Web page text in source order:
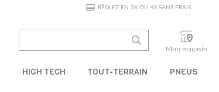
RÉGLEZ EN 3X OU 4X SANS FRAIS
Mon magasin
HIGH TECH TOUT-TERRAIN PNEUS